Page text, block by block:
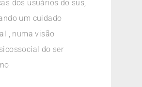
dos usuários do sus,
um cuidado
, numa visão
do ser